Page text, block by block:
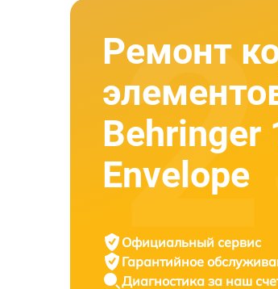
Ремонт
Behringer
Envelope
Официальный сервис
Гарантийное
Диагностика за наш